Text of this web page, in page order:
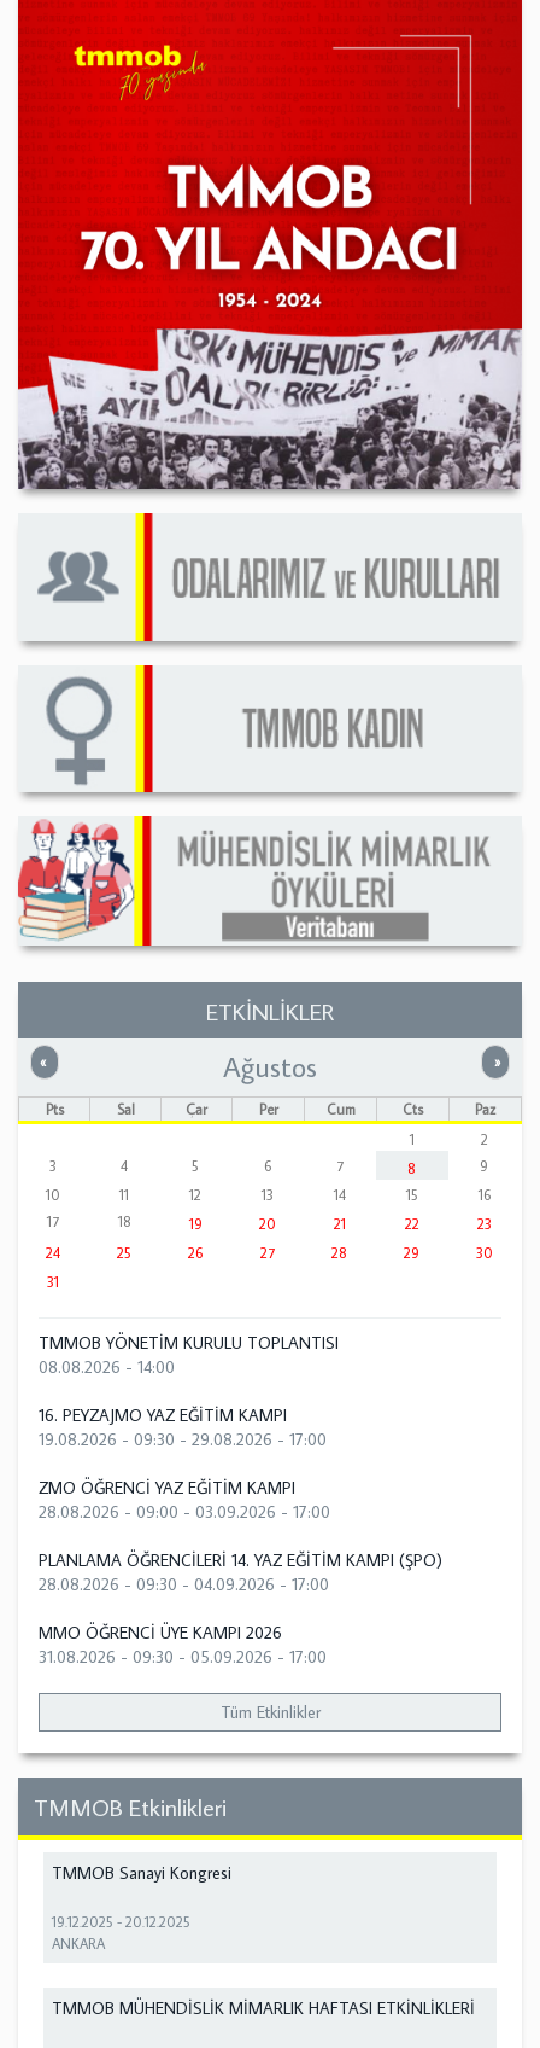
ETKİNLİKLER
« Önceki »
Ağustos
Pts Sal Çar Per Cum Cts
Paz
1
2
3
4 5 6 7 8
9
10
11 12 13 14 15
16
17
18 19 20 21 22
23
24
25 26 27 28 29
30
31
TMMOB YÖNETİM KURULU TOPLANTISI
08.08.2026 - 14:00
16. PEYZAJMO YAZ EĞİTİM KAMPI
19.08.2026 - 09:30 - 29.08.2026 - 17:00
ZMO ÖĞRENCİ YAZ EĞİTİM KAMPI
28.08.2026 - 09:00 - 03.09.2026 - 17:00
PLANLAMA ÖĞRENCİLERİ 14. YAZ EĞİTİM KAMPI (ŞPO)
28.08.2026 - 09:30 - 04.09.2026 - 17:00
MMO ÖĞRENCİ ÜYE KAMPI 2026
31.08.2026 - 09:30 - 05.09.2026 - 17:00
Tüm Etkinlikler
TMMOB Etkinlikleri
TMMOB Sanayi Kongresi
19.12.2025 -20.12.2025
ANKARA
TMMOB MÜHENDİSLİK MİMARLIK HAFTASI ETKİNLİKLERİ